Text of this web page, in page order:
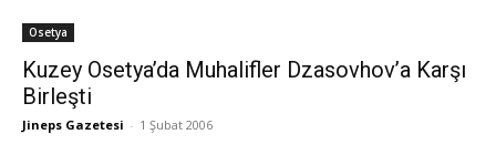
Osetya
Kuzey Osetya’da Muhalifler Dzasovhov’a Karşı
Birleşti
Jineps Gazetesi - 1 Şubat 2006